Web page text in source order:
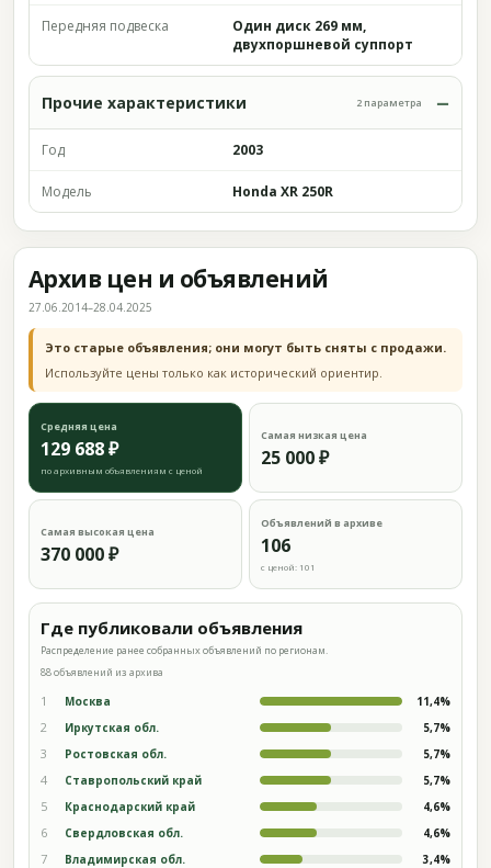
Передняя подвеска
Один диск 269 мм,
двухпоршневой суппорт
Прочие характеристики 2 параметра
Год 2003
Модель Honda XR 250R
Архив цен и объявлений
27.06.2014–28.04.2025
Это старые объявления; они могут быть сняты с продажи.
Используйте цены только как исторический ориентир.
Средняя цена
129 688 ₽
по архивным объявлениям с ценой
Самая низкая цена
25 000 ₽
Самая высокая цена
370 000 ₽
Объявлений в архиве
106
с ценой: 101
Где публиковали объявления
Распределение ранее собранных объявлений по регионам.
88 объявлений из архива
1 Москва 11,4%
2 Иркутская обл. 5,7%
3 Ростовская обл. 5,7%
4 Ставропольский край 5,7%
5 Краснодарский край 4,6%
6 Свердловская обл. 4,6%
7 Владимирская обл. 3,4%